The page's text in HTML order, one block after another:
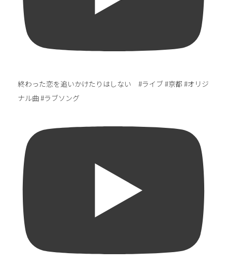
終わった恋を追いかけたりはしない #ライブ #京都 #オリジ
ナル曲 #ラブソング